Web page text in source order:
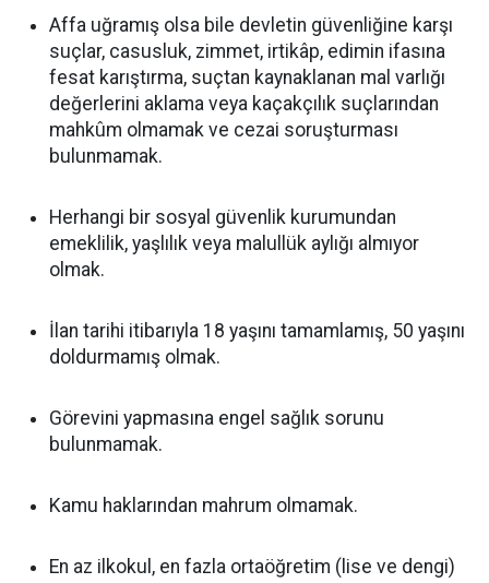
Affa uğramış olsa bile devletin güvenliğine karşı
suçlar, casusluk, zimmet, irtikâp, edimin ifasına
fesat karıştırma, suçtan kaynaklanan mal varlığı
değerlerini aklama veya kaçakçılık suçlarından
mahkûm olmamak ve cezai soruşturması
bulunmamak.
Herhangi bir sosyal güvenlik kurumundan
emeklilik, yaşlılık veya malullük aylığı almıyor
olmak.
İlan tarihi itibarıyla 18 yaşını tamamlamış, 50 yaşını
doldurmamış olmak.
Görevini yapmasına engel sağlık sorunu
bulunmamak.
Kamu haklarından mahrum olmamak.
En az ilkokul, en fazla ortaöğretim (lise ve dengi)